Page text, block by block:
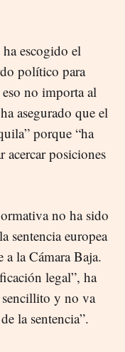
escogido el
político para
no importa al
asegurado que el
porque “ha
acercar posiciones
no ha sido
sentencia europea
la Cámara Baja.
legal”, ha
sencillito y no va
la sentencia”.